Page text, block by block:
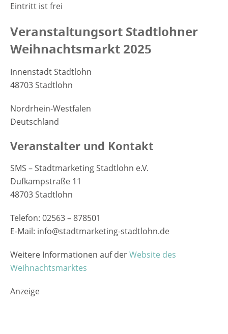
Eintritt ist frei
Veranstaltungsort Stadtlohner
Weihnachtsmarkt 2025
Innenstadt Stadtlohn
48703 Stadtlohn
Nordrhein-Westfalen
Deutschland
Veranstalter und Kontakt
SMS – Stadtmarketing Stadtlohn e.V.
Dufkampstraße 11
48703 Stadtlohn
Telefon: 02563 – 878501
E-Mail: info@stadtmarketing-stadtlohn.de
Weitere Informationen auf derWebsite des
Weihnachtsmarktes
Anzeige